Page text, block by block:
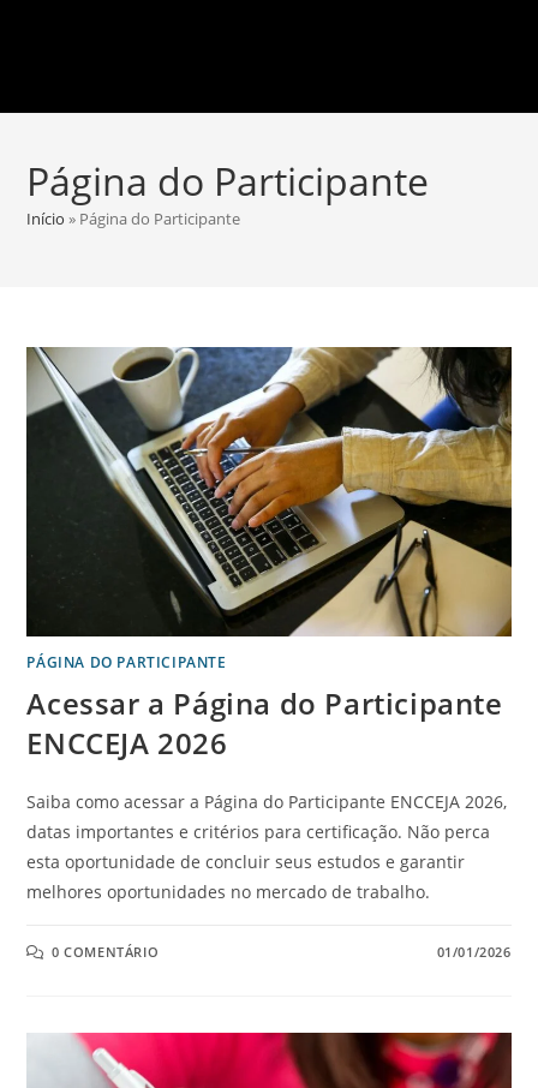
Página do Participante
Início » Página do Participante
PÁGINA DO PARTICIPANTE
Acessar a Página do Participante
ENCCEJA 2026
Saiba como acessar a Página do Participante ENCCEJA 2026,
datas importantes e critérios para certificação. Não perca
esta oportunidade de concluir seus estudos e garantir
melhores oportunidades no mercado de trabalho.
0 COMENTÁRIO 01/01/2026